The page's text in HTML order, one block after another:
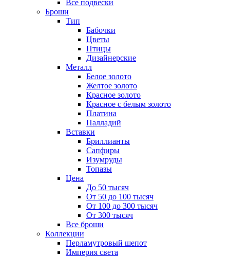
Все подвески
Броши
Тип
Бабочки
Цветы
Птицы
Дизайнерские
Металл
Белое золото
Желтое золото
Красное золото
Красное с белым золото
Платина
Палладий
Вставки
Бриллианты
Сапфиры
Изумруды
Топазы
Цена
До 50 тысяч
От 50 до 100 тысяч
От 100 до 300 тысяч
От 300 тысяч
Все броши
Коллекции
Перламутровый шепот
Империя света